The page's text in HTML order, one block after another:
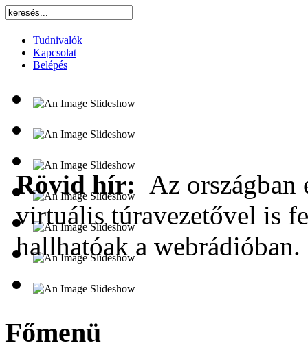
Tudnivalók
Kapcsolat
Belépés
Rövid hír: Az
virtuális túravezetővel is
hallhatóak a webrádióban.
Főmenü